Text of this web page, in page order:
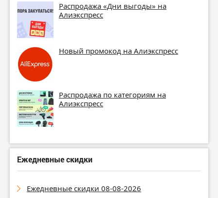
Распродажа «Дни выгоды» на
Алиэкспресс
Новый промокод на Алиэкспресс
Распродажа по категориям на
Алиэкспресс
Ежедневные скидки
Ежедневные скидки 08-08-2026